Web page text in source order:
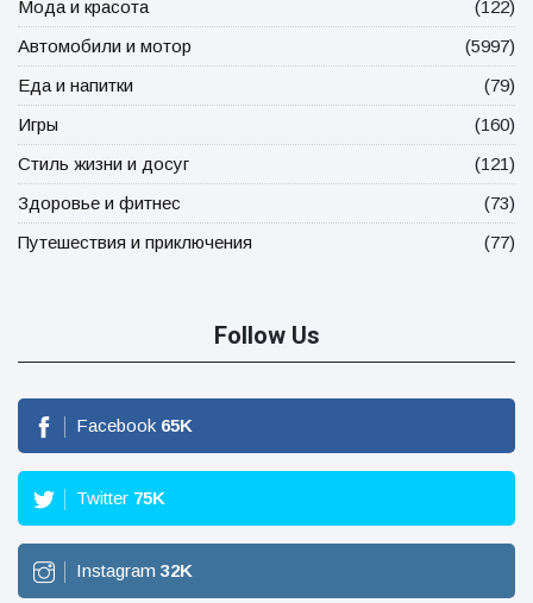
Мода и красота
(122)
Автомобили и мотор
(5997)
Еда и напитки
(79)
Игры
(160)
Стиль жизни и досуг
(121)
Здоровье и фитнес
(73)
Путешествия и приключения
(77)
Follow Us
Facebook 65K
Twitter 75K
Instagram 32K